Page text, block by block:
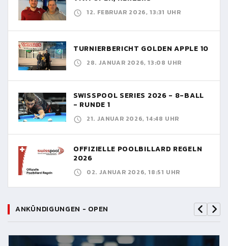
12. FEBRUAR 2026, 13:31 UHR
TURNIERBERICHT GOLDEN APPLE 10
28. JANUAR 2026, 13:08 UHR
SWISSPOOL SERIES 2026 - 8-BALL
- RUNDE 1
21. JANUAR 2026, 14:48 UHR
OFFIZIELLE POOLBILLARD REGELN
2026
02. JANUAR 2026, 18:51 UHR
ANKÜNDIGUNGEN - OPEN